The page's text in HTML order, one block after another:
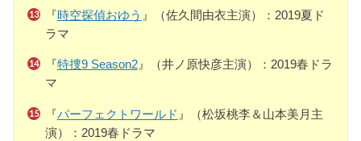
『時空探偵おゆう 』（佐久間由衣主演）：2019夏ド
ラマ
『特捜9 Season2』（井ノ原快彦主演）：2019春ドラ
マ
『パーフェクトワールド 』（松坂桃李＆山本美月主
演）：2019春ドラマ